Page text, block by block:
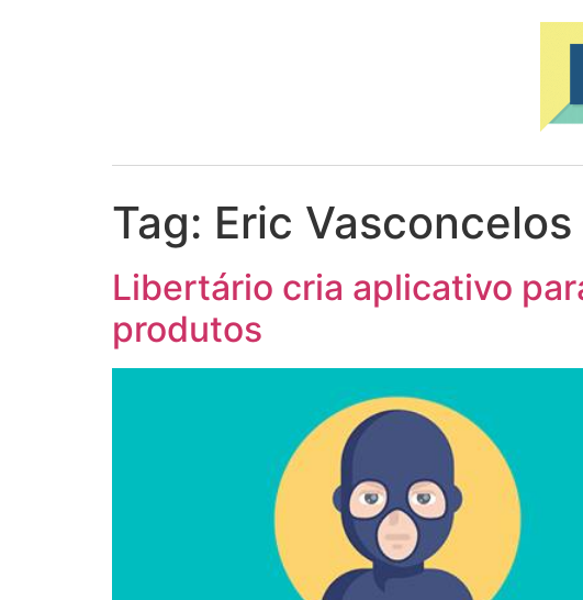
Tag: Eric Vasconcelos
Libertário cria aplicativo
produtos